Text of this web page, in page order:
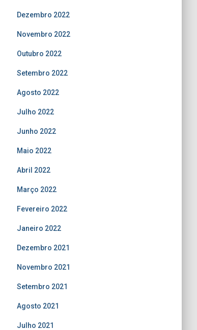
Dezembro 2022
Novembro 2022
Outubro 2022
Setembro 2022
Agosto 2022
Julho 2022
Junho 2022
Maio 2022
Abril 2022
Março 2022
Fevereiro 2022
Janeiro 2022
Dezembro 2021
Novembro 2021
Setembro 2021
Agosto 2021
Julho 2021